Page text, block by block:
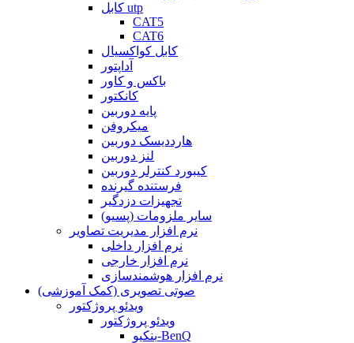
کابل utp
CAT5
CAT6
کابل کواکسیال
آداپتور
باکس و کاور
کانکتور
پایه دوربین
میکروفن
هارددیسک دوربین
لنز دوربین
کیبورد کنترلر دوربین
فرستنده گیرنده
تجهیزات دزدگیر
سایر ملزومات (پسیو)
نرم افزار مدیریت تصاویر
نرم افزار داخلی
نرم افزار خارجی
نرم افزار هوشمندسازی
صوتی تصویری (کمک آموزشی)
ویدئو پروژکتور
ویدئو پروژکتور
بنکیو-BenQ